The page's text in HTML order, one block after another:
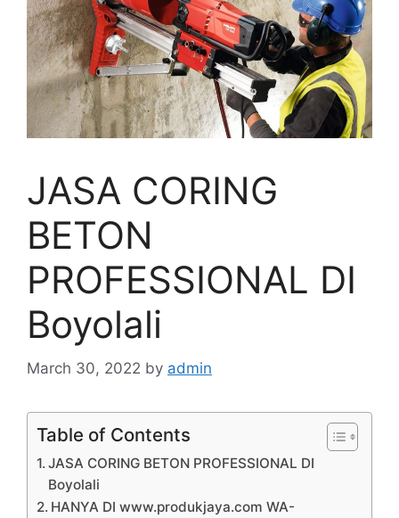
JASA CORING
BETON
PROFESSIONAL DI
Boyolali
March 30, 2022 by admin
Table of Contents
JASA CORING BETON PROFESSIONAL DI
Boyolali
HANYA DI www.produkjaya.com WA-